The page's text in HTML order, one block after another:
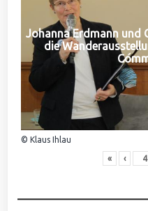
Johanna Erdmann und
die
© Klaus Ihlau
« ‹